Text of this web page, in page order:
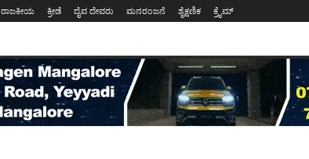
ರಾಜಕೀಯ ಕ್ರೀಡೆ ದೈವ ದೇವರು ಮನರಂಜನೆ ಶೈಕ್ಷಣಿಕ ಕ್ರೈಮ್